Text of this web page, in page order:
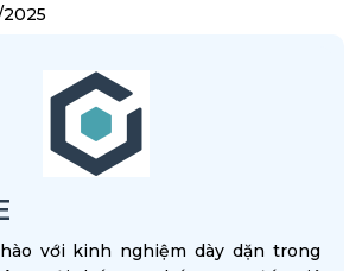
với kinh nghiệm dày dặn trong